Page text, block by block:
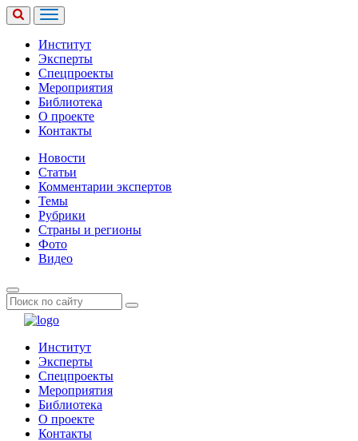
Институт
Эксперты
Спецпроекты
Мероприятия
Библиотека
О проекте
Контакты
Новости
Статьи
Комментарии экспертов
Темы
Рубрики
Страны и регионы
Фото
Видео
Институт
Эксперты
Спецпроекты
Мероприятия
Библиотека
О проекте
Контакты